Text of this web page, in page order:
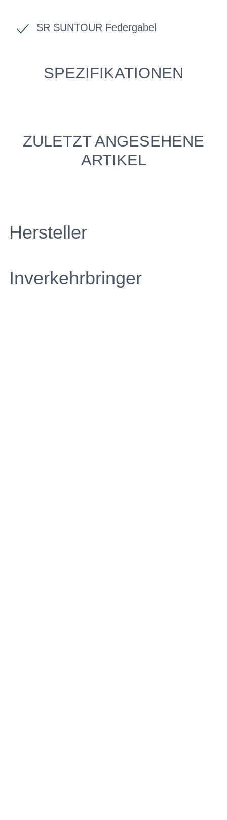
SR SUNTOUR Federgabel
SPEZIFIKATIONEN
ZULETZT ANGESEHENE
ARTIKEL
Hersteller
Inverkehrbringer